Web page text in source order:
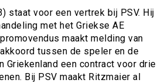
staat voor een vertrek bij PSV. Hij
met het Griekse AE
maakt melding van
tussen de speler en de
Griekenland een contract voor drie
Bij PSV maakt Ritzmaier al